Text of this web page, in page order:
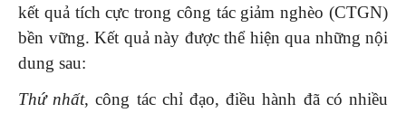
kết quả tích cực trong công tác giảm nghèo (CTGN)
bền vững. Kết quả này được thể hiện qua những nội
dung sau:
Thứ nhất, công tác chỉ đạo, điều hành đã có nhiều